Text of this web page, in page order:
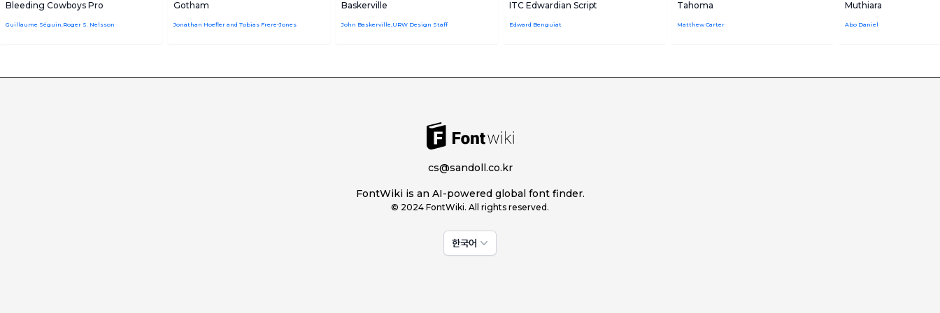
Bleeding Cowboys Pro
Guillaume Séguin,Roger S. Nelsson
Gotham
Jonathan Hoefler and Tobias Frere-Jones
Baskerville
John Baskerville,URW Design Staff
ITC Edwardian Script
Edward Benguiat
Tahoma
Matthew Carter
Muthiara
Abo Daniel
cs@sandoll.co.kr
FontWiki is an AI-powered global font finder.
© 2024 FontWiki. All rights reserved.
한국어